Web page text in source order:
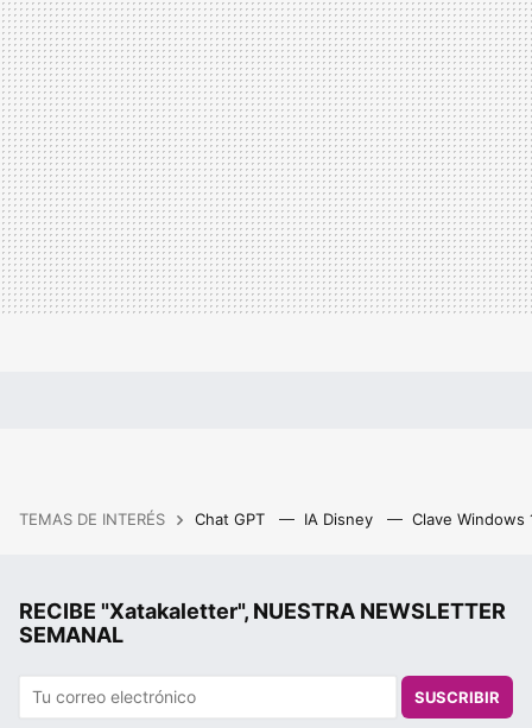
TEMAS DE INTERÉS Chat GPT IA Disney Clave Windows
RECIBE "Xatakaletter", NUESTRA NEWSLETTER
SEMANAL
SUSCRIBIR